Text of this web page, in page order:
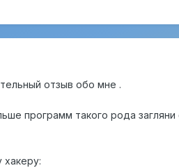
отзыв обо мне .
программ такого рода